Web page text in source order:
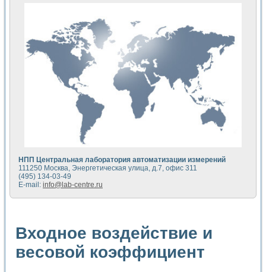
Разработка автоматизированного стенда для измерения
Применение среды LabVIEW для построения картины
Портативная система для определения показателей
Использование LabVIEW для управления источником
Устройство для снятия вольт-амперных характеристик
Передовые научные технологии: нано-, фемто-,
Автоматизированная установка по измерению временных
Автоматизированный лабораторный комплекс на базе
Визуализация моделирования и оптимизации тепловой
Виртуальный прибор для исследования функциональных
Исследование возможности создания экономичного
Исследование кинетики движения макрочастиц в
Метод прогнозирования свойств дисперсных продуктов
Недорогая система управления сверхпроводящим
Применение технологий NI в курсе экспериментальной
Расчет переноса аэрозоля и выпадения осадка в
Применение NI VISION для геометрического анализа в
Система температурной стабилизации
Управление движением с помощью программно -
НПП Центральная лаборатория автоматизации измерений
111250 Москва, Энергетическая улица, д.7, офис 311
(495) 134-03-49
E-mail: info@lab-centre.ru
Входное воздействие и
весовой коэффициент